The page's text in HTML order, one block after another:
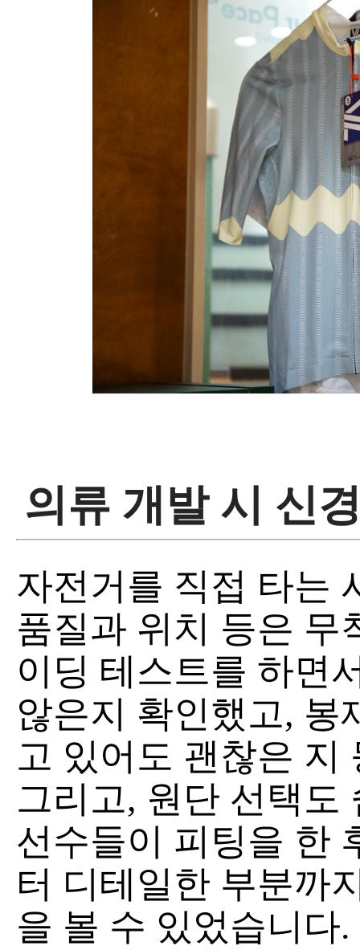
의류 개발 시 신
자전거를 직접 타는
품질과 위치 등은 무
이딩 테스트를 하면
않은지 확인했고, 봉
고 있어도 괜찮은 지
그리고, 원단 선택도
선수들이 피팅을 한
터 디테일한 부분까
을 볼 수 있었습니다.